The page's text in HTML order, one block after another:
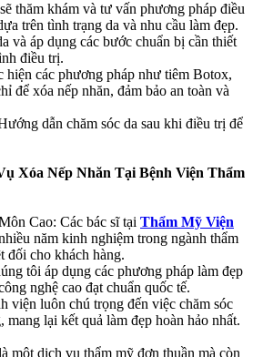
thăm khám và tư vấn phương pháp điều
trên tình trạng da và nhu cầu làm đẹp.
và áp dụng các bước chuẩn bị cần thiết
điều trị.
các phương pháp như tiêm Botox,
để xóa nếp nhăn, đảm bảo an toàn và
dẫn chăm sóc da sau khi điều trị để
Xóa Nếp Nhăn Tại Bệnh Viện Thẩm
Cao: Các bác sĩ tại Thẩm Mỹ Viện
năm kinh nghiệm trong ngành thẩm
đối cho khách hàng.
tôi áp dụng các phương pháp làm đẹp
nghệ cao đạt chuẩn quốc tế.
viện luôn chú trọng đến việc chăm sóc
mang lại kết quả làm đẹp hoàn hảo nhất.
một dịch vụ thẩm mỹ đơn thuần mà còn